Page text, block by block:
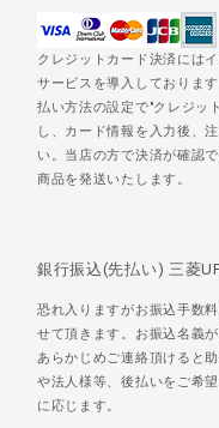
クレジットカード決済には
サービスを導入しておりま
払い方法の設定で"クレジッ
し、カード情報を入力後、
い。当店の方で決済が確認
商品を発送いたします。
銀行振込(先払い) 三菱
恐れ入りますがお振込手数
せて頂きます。お振込名義
あらかじめご連絡頂けると
や法人様等、後払いをご希
に応じます。